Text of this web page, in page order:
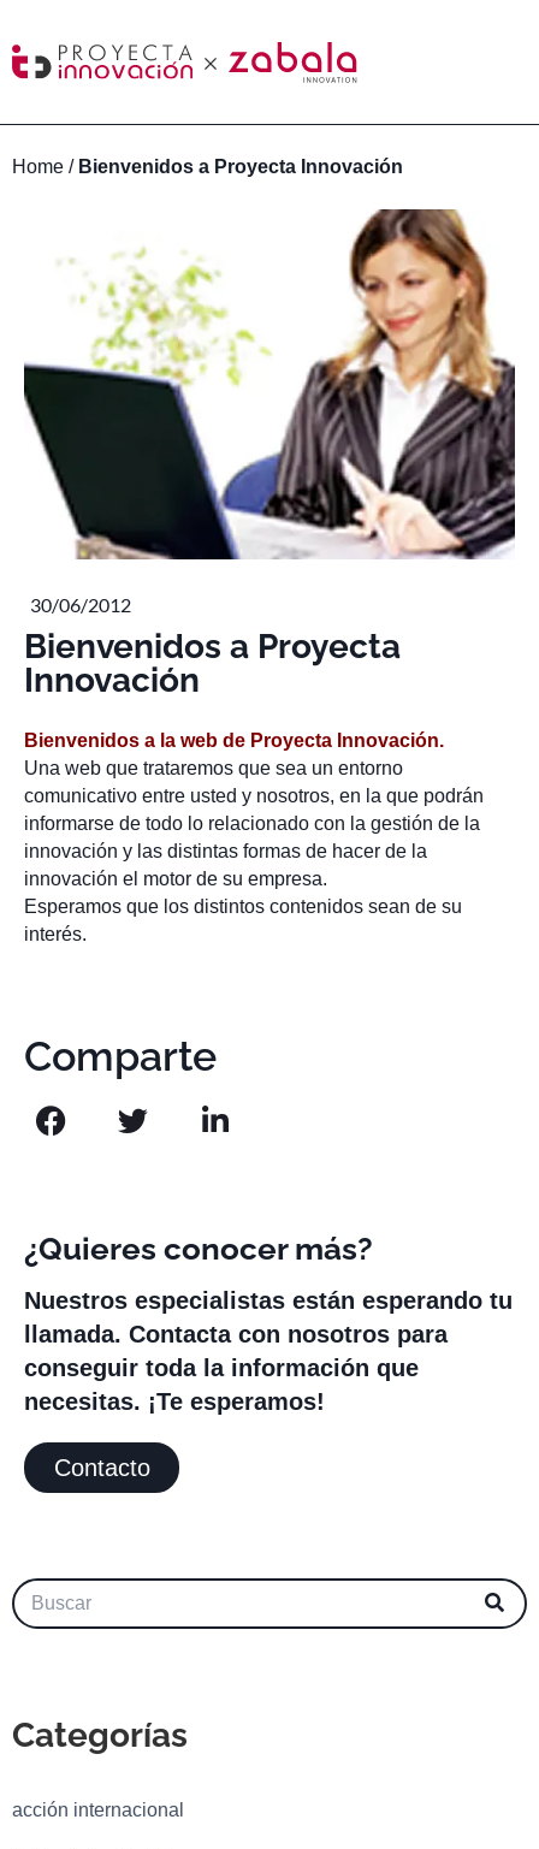
Home / Bienvenidos a Proyecta Innovación
30/06/2012
Bienvenidos a Proyecta
Innovación
Bienvenidos a la web de Proyecta Innovación.
Una web que trataremos que sea un entorno
comunicativo entre usted y nosotros, en la que podrán
informarse de todo lo relacionado con la gestión de la
innovación y las distintas formas de hacer de la
innovación el motor de su empresa.
Esperamos que los distintos contenidos sean de su
interés.
Comparte
¿Quieres conocer más?
Nuestros especialistas están esperando tu
llamada. Contacta con nosotros para
conseguir toda la información que
necesitas. ¡Te esperamos!
Contacto
Categorías
acción internacional